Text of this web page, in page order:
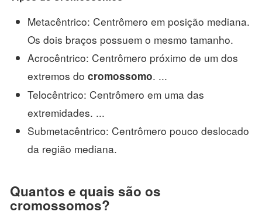
Metacêntrico: Centrômero em posição mediana.
Os dois braços possuem o mesmo tamanho.
Acrocêntrico: Centrômero próximo de um dos
extremos do cromossomo. ...
Telocêntrico: Centrômero em uma das
extremidades. ...
Submetacêntrico: Centrômero pouco deslocado
da região mediana.
Quantos e quais são os
cromossomos?